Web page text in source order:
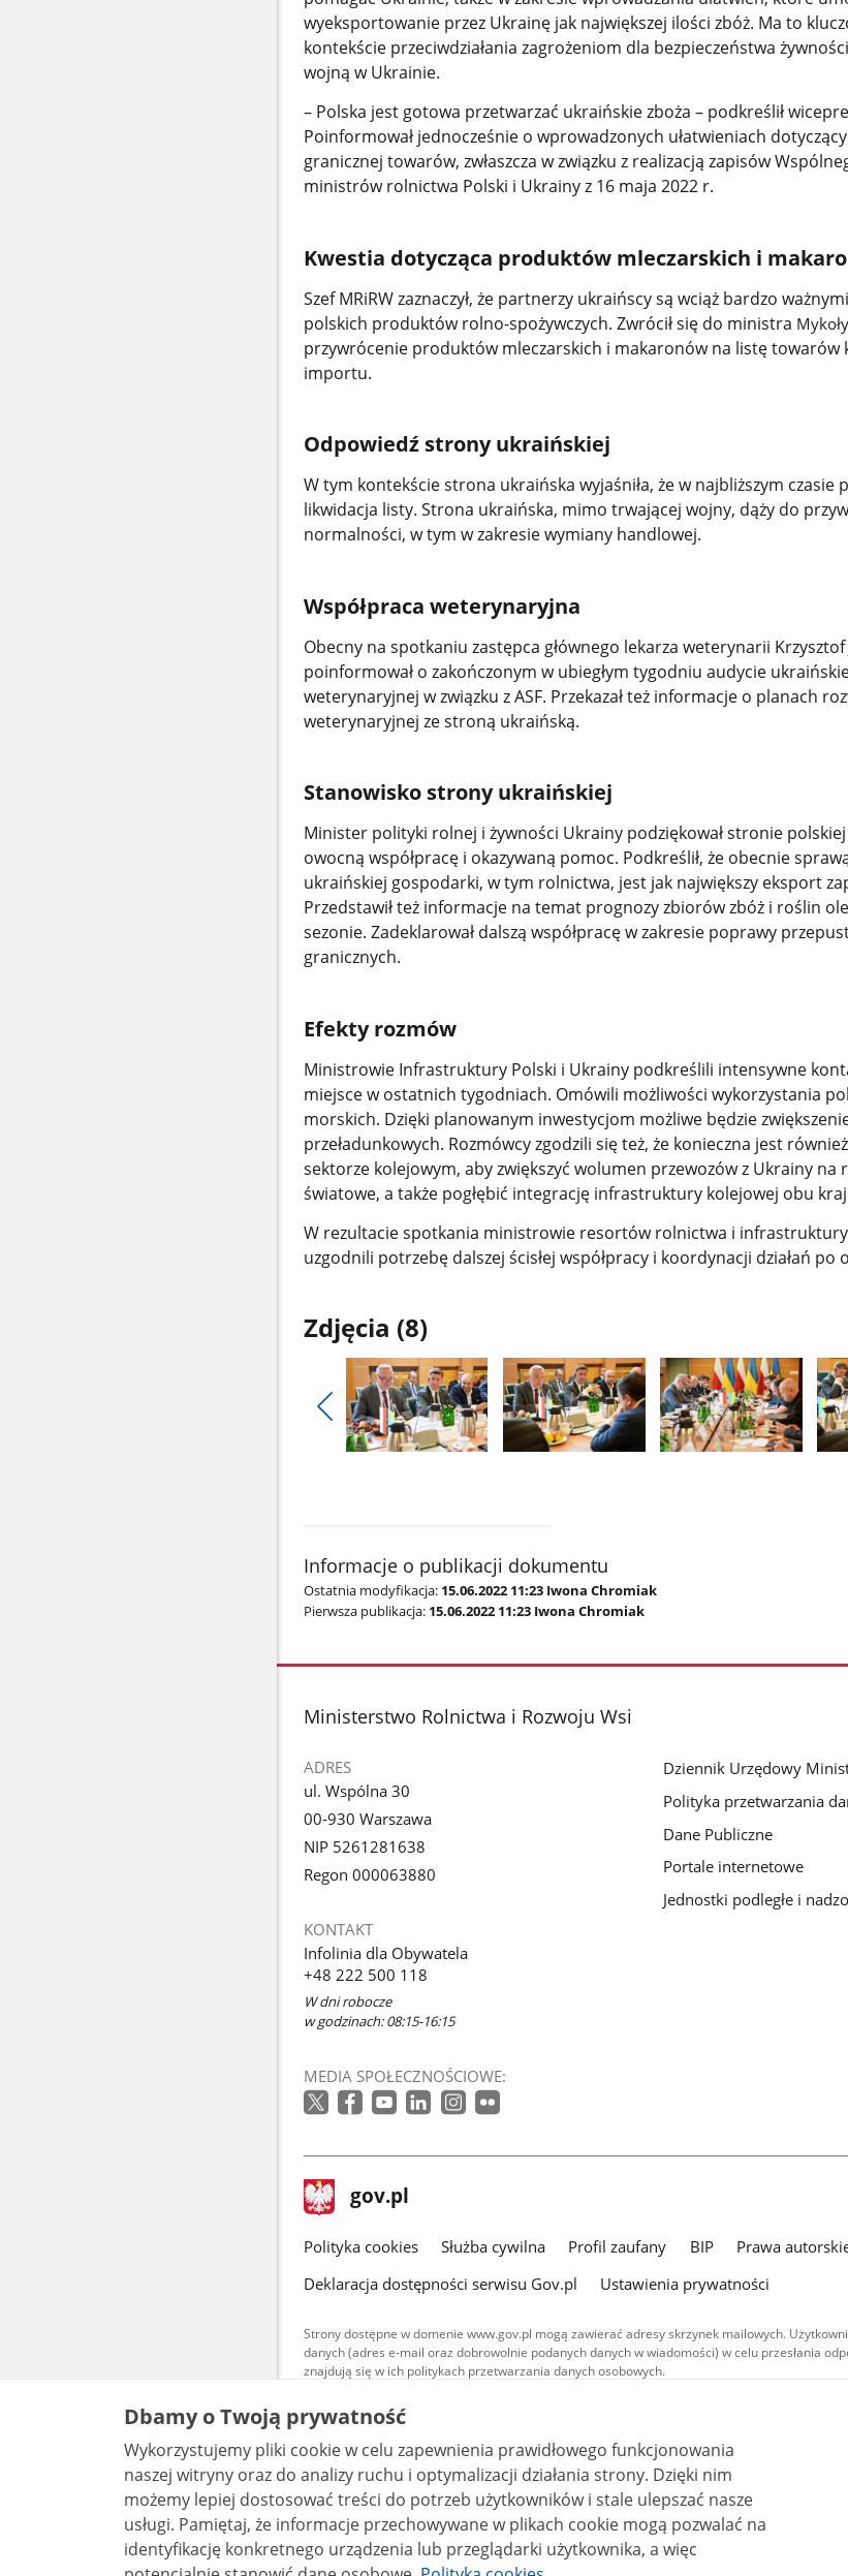
wyeksportowanie przez Ukrainę jak największej ilości zbóż. Ma to
kontekście przeciwdziałania zagrożeniom dla bezpieczeństwa
wojną w Ukrainie.
– Polska jest gotowa przetwarzać ukraińskie zboża – podkreślił
Poinformował jednocześnie o wprowadzonych ułatwieniach
granicznej towarów, zwłaszcza w związku z realizacją zapisów
ministrów rolnictwa Polski i Ukrainy z 16 maja 2022 r.
Kwestia dotycząca produktów mleczarskich i
Szef MRiRW zaznaczył, że partnerzy ukraińscy są wciąż bardzo
polskich produktów rolno-spożywczych. Zwrócił się do ministra Mykoły
przywrócenie produktów mleczarskich i makaronów na listę towarów
importu.
Odpowiedź strony ukraińskiej
W tym kontekście strona ukraińska wyjaśniła, że w najbliższym czasie
likwidacja listy. Strona ukraińska, mimo trwającej wojny, dąży do
normalności, w tym w zakresie wymiany handlowej.
Współpraca weterynaryjna
Obecny na spotkaniu zastępca głównego lekarza weterynarii Krzysztof
poinformował o zakończonym w ubiegłym tygodniu audycie
weterynaryjnej w związku z ASF. Przekazał też informacje o planach
weterynaryjnej ze stroną ukraińską.
Stanowisko strony ukraińskiej
Minister polityki rolnej i żywności Ukrainy podziękował stronie
owocną współpracę i okazywaną pomoc. Podkreślił, że obecnie
ukraińskiej gospodarki, w tym rolnictwa, jest jak największy eksport
Przedstawił też informacje na temat prognozy zbiorów zbóż i roślin
sezonie. Zadeklarował dalszą współpracę w zakresie poprawy
granicznych.
Efekty rozmów
Ministrowie Infrastruktury Polski i Ukrainy podkreślili intensywne
miejsce w ostatnich tygodniach. Omówili możliwości wykorzystania
morskich. Dzięki planowanym inwestycjom możliwe będzie
przeładunkowych. Rozmówcy zgodzili się też, że konieczna jest
sektorze kolejowym, aby zwiększyć wolumen przewozów z Ukrainy na
światowe, a także pogłębić integrację infrastruktury kolejowej obu
W rezultacie spotkania ministrowie resortów rolnictwa i
uzgodnili potrzebę dalszej ścisłej współpracy i koordynacji działań po
Zdjęcia (8)
Pokaż
poprzednie
Informacje o publikacji dokumentu
Ostatnia modyfikacja: 15.06.2022 11:23 Iwona Chromiak
Pierwsza publikacja: 15.06.2022 11:23 Iwona Chromiak
stopka
Ministerstwo Rolnictwa i Rozwoju Wsi
ADRES
ul. Wspólna 30
00-930 Warszawa
NIP 5261281638
Regon 000063880
KONTAKT
Infolinia dla Obywatela
+48 222 500 118
W dni robocze
w godzinach: 08:15-16:15
MEDIA SPOŁECZNOŚCIOWE:
Dziennik Urzędowy
Polityka przetwarzania
Dane Publiczne
Portale internetowe
Jednostki podległe i
stopka
gov.pl Strona
gov.pl
gov.pl
Polityka cookies Służba cywilna Profil zaufany BIP Prawa
Deklaracja dostępności serwisu Gov.pl
Ustawienia prywatności
Strony dostępne w domenie www.gov.pl mogą zawierać adresy skrzynek mailowych.
danych (adres e-mail oraz dobrowolnie podanych danych w wiadomości) w celu przesłania
znajdują się w ich politykach przetwarzania danych osobowych.
Treści tekstowe publikowane w serwisie (z wyłączeniem treści audiowizualnych),
udostępniane na licencji typu Creative Commons: uznanie autorstwa - na tych
warunkach 4.0 (CC BY-SA 4.0). Materiały audiowizualne, w tym zdjęcia, materiały
są udostępniane na licencji typu Creative Commons: uznanie autorstwa użycie
bez utworów zależnych 4.0 (CC BY-NC-ND 4.0), o ile nie jest to stwierdzone
Dbamy o Twoją prywatność
Wykorzystujemy pliki cookie w celu zapewnienia prawidłowego funkcjonowania
naszej witryny oraz do analizy ruchu i optymalizacji działania strony. Dzięki nim
możemy lepiej dostosować treści do potrzeb użytkowników i stale ulepszać nasze
usługi. Pamiętaj, że informacje przechowywane w plikach cookie mogą pozwalać na
identyfikację konkretnego urządzenia lub przeglądarki użytkownika, a więc